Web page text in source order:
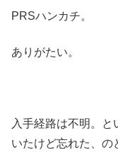
PRSハンカチ。
ありがたい。
入手経路は不明。
いたけど忘れた、の